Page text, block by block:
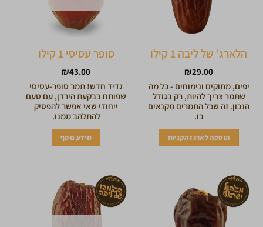
הלארג’ של ליבה 1 קילו
₪29.00
יפים, מתוקים ונימוחים - כל מה
שתמר צריך להיות, רק בגודל
הנכון. זה שכל התמרים מקנאים
בו.
הוספה לארגז הקניות
סופר עסיסי 1 קילו
₪43.00
גדיד חדש! תמר סופר-עסיסי
שפותח בבקעת הירדן, עם טעם
ייחודי שאי אפשר להפסיק
להתלהב ממנו.
מידע נוסף